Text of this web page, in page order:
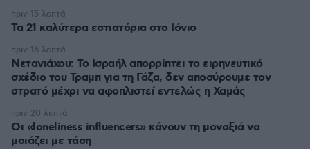
Τα 21 καλύτερα εστιατόρια στο Ιόνιο
πριν 15 λεπτά
Νετανιάχου: Το Ισραήλ απορρίπτει το ειρηνευτικό
σχέδιο του Τραμπ για τη Γάζα, δεν αποσύρουμε τον
στρατό μέχρι να αφοπλιστεί εντελώς η Χαμάς
πριν 16 λεπτά
Οι «loneliness influencers» κάνουν τη μοναξιά να
μοιάζει με τάση
πριν 20 λεπτά